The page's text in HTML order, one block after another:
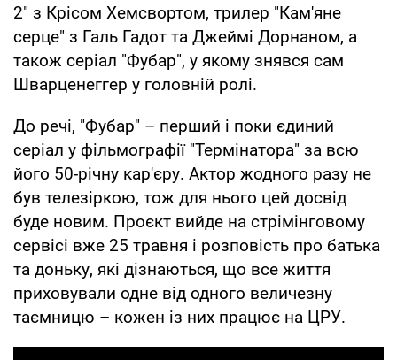
2" з Крісом Хемсвортом, трилер "Кам'яне
серце" з Галь Гадот та Джеймі Дорнаном, а
також серіал "Фубар", у якому знявся сам
Шварценеггер у головній ролі.
До речі, "Фубар" – перший і поки єдиний
серіал у фільмографії "Термінатора" за всю
його 50-річну кар'єру. Актор жодного разу не
був телезіркою, тож для нього цей досвід
буде новим. Проєкт вийде на стрімінговому
сервісі вже 25 травня і розповість про батька
та доньку, які дізнаються, що все життя
приховували одне від одного величезну
таємницю – кожен із них працює на ЦРУ.